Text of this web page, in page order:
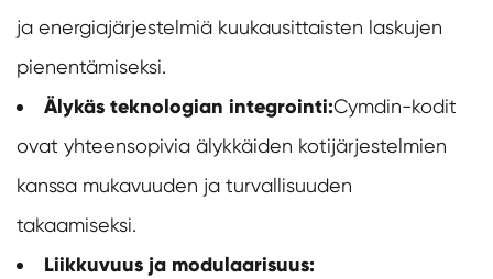
ja energiajärjestelmiä kuukausittaisten laskujen
pienentämiseksi.
Älykäs teknologian integrointi:Cymdin-kodit
ovat yhteensopivia älykkäiden kotijärjestelmien
kanssa mukavuuden ja turvallisuuden
takaamiseksi.
Liikkuvuus ja modulaarisuus: